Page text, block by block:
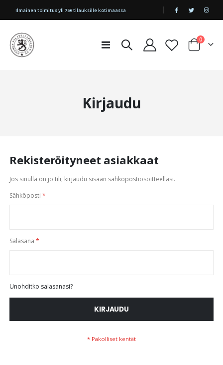
|
Ilmainen toimitus yli 75€ tilauksille kotimaassa
Toggle
Cart
0tuotetta
Kirjaudu
Rekisteröityneet asiakkaat
Jos sinulla on jo tili, kirjaudu sisään sähköpostiosoitteellasi.
Sähköposti
Salasana
Unohditko salasanasi?
KIRJAUDU